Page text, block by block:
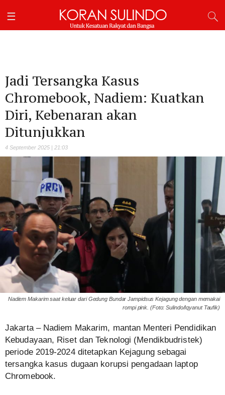
‎Jadi Tersangka Kasus
Chromebook, Nadiem: Kuatkan
Diri, Kebenaran akan
Ditunjukkan ‎
4 September 2025 | 21:03
Nadiem Makarim saat keluar dari Gedung Bundar Jampidsus Kejagung dengan memakai
rompi pink. (Foto: Sulindo/Iqyanut Taufik)
‎Jakarta – Nadiem Makarim, mantan Menteri Pendidikan
Kebudayaan, Riset dan Teknologi (Mendikbudristek)
periode 2019-2024 ditetapkan Kejagung sebagai
tersangka kasus dugaan korupsi pengadaan laptop
Chromebook.